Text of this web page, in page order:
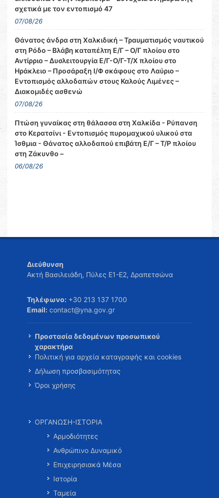
σχετικά με τον εντοπισμό 47
07/08/26
Θάνατος άνδρα στη Χαλκιδική – Τραυματισμός ναυτικού
στη Ρόδο – Βλάβη καταπέλτη Ε/Γ – Ο/Γ πλοίου στο
Αντίρριο – Δυσλειτουργία Ε/Γ-Ο/Γ-Τ/Χ πλοίου στο
Ηράκλειο – Προσάραξη Ι/Φ σκάφους στο Λαύριο –
Εντοπισμός αλλοδαπών στους Καλούς Λιμένες –
Διακομιδές ασθενώ
07/08/26
Πτώση γυναίκας στη θάλασσα στη Χαλκίδα - Ρύπανση
στο Κερατσίνι - Εντοπισμός πυρομαχικού υλικού στα
Ίσθμια - Θάνατος αλλοδαπού επιβάτη Ε/Γ – Τ/Ρ πλοίου
στη Ζάκυνθο –
06/08/26
Διεύθυνση
Ακτή Βασιλειάδη, Πύλες Ε1-Ε2, Δραπετσώνα
Τηλέφωνο: +30 213 137 1700
Email: contact@yna.gov.gr
Προστασία δεδομένων προσωπικού
χαρακτήρα
Πολιτική για αρχεία καταγραφής και cookies
Δήλωση προσβασιμότητας
Όροι χρήσης
ΟΡΓΑΝΩΣΗ-ΙΣΤΟΡΙΑ
Αρμοδιότητες
Ανθρώπινο Δυναμικό
Επιχειρησιακά Μέσα
Ιστορία
Ταμεία